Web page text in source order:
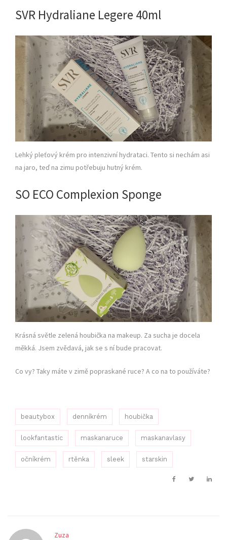
SVR Hydraliane Legere 40ml
Lehký pleťový krém pro intenzivní hydrataci. Tento si nechám asi
na jaro, teď na zimu potřebuju hutný krém.
SO ECO Complexion Sponge
Krásná světle zelená houbička na makeup. Za sucha je docela
měkká. Jsem zvědavá, jak se s ní bude pracovat.
Co vy? Taky máte v zimě popraskané ruce? A co na to používáte?
beautybox denníkrém houbička
lookfantastic maskanaruce maskanavlasy
očníkrém rtěnka sleek starskin
Zuza